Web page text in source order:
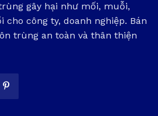
gây hại như mối, muỗi,
cho công ty, doanh nghiệp. Bán
trùng an toàn và thân thiện